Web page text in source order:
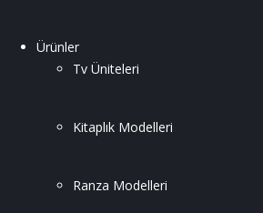
Ürünler
Tv Üniteleri
Kitaplık Modelleri
Ranza Modelleri